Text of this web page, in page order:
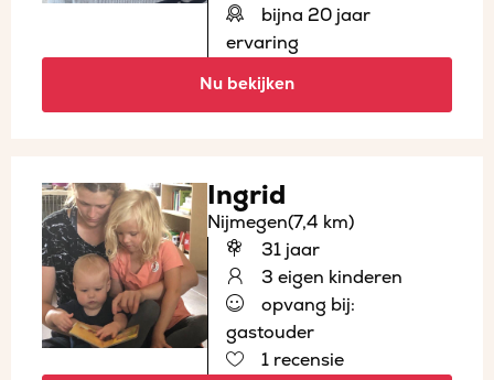
bijna 20 jaar
ervaring
Nu bekijken
Ingrid
Nijmegen(7,4 km)
31 jaar
3 eigen kinderen
opvang bij:
gastouder
1 recensie